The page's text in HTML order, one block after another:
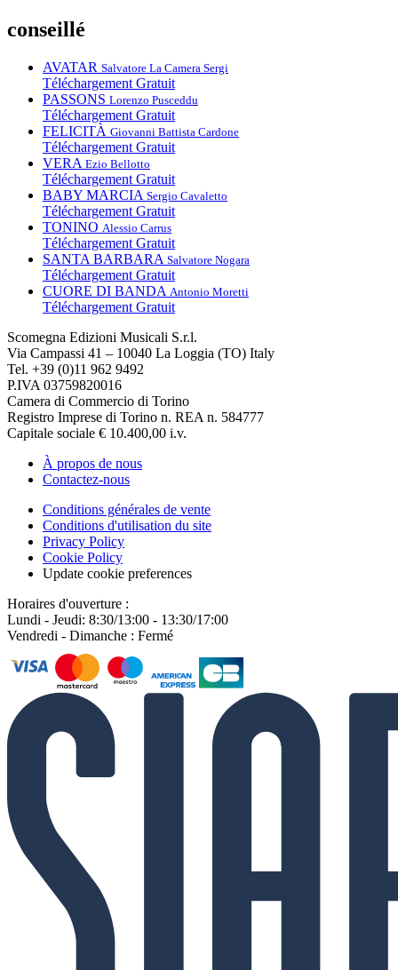
conseillé
AVATAR Salvatore La Camera Sergi
Téléchargement Gratuit
PASSONS Lorenzo Pusceddu
Téléchargement Gratuit
FELICITÀ Giovanni Battista Cardone
Téléchargement Gratuit
VERA Ezio Bellotto
Téléchargement Gratuit
BABY MARCIA Sergio Cavaletto
Téléchargement Gratuit
TONINO Alessio Carrus
Téléchargement Gratuit
SANTA BARBARA Salvatore Nogara
Téléchargement Gratuit
CUORE DI BANDA Antonio Moretti
Téléchargement Gratuit
Scomegna Edizioni Musicali S.r.l.
Via Campassi 41 – 10040 La Loggia (TO) Italy
Tel. +39 (0)11 962 9492
P.IVA 03759820016
Camera di Commercio di Torino
Registro Imprese di Torino n. REA n. 584777
Capitale sociale € 10.400,00 i.v.
À propos de nous
Contactez-nous
Conditions générales de vente
Conditions d'utilisation du site
Privacy Policy
Cookie Policy
Update cookie preferences
Horaires d'ouverture :
Lundi - Jeudi: 8:30/13:00 - 13:30/17:00
Vendredi - Dimanche : Fermé